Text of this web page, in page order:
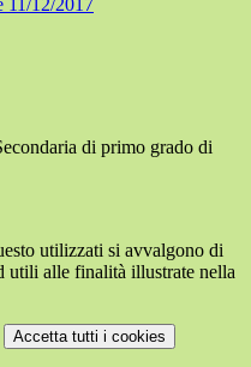
11/12/2017
di primo grado di
utilizzati si avvalgono di
utili alle finalità illustrate nella
Accetta tutti i cookies